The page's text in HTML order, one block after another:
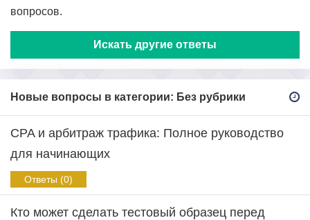
вопросов.
Искать другие ответы
Новые вопросы в категории: Без рубрики
CPA и арбитраж трафика: Полное руководство
для начинающих
Ответы (0)
Кто может сделать тестовый образец перед